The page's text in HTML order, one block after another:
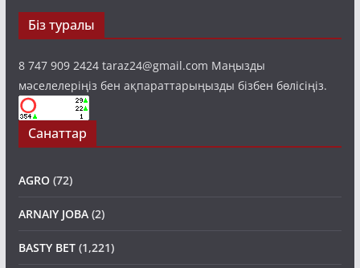
Біз туралы
8 747 909 2424 taraz24@gmail.com Маңызды
мәселелеріңіз бен ақпараттарыңызды бізбен бөлісіңіз.
Санаттар
AGRO(72)
ARNAIY JOBA(2)
BASTY BET(1,221)